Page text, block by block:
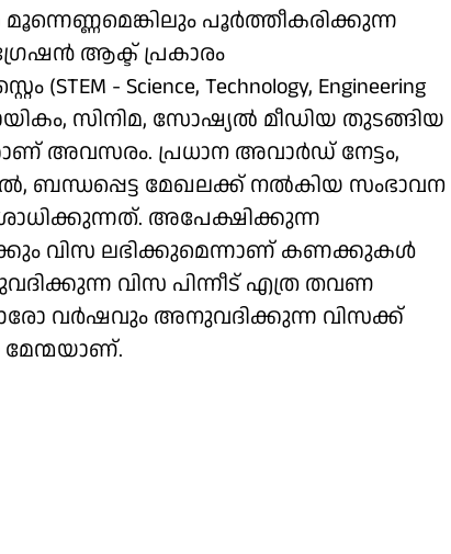
പൂര്‍ത്തീകരിക്കുന്ന
ആക്ട് പ്രകാരം
- Science, Technology, Engineering
സിനിമ, സോഷ്യല്‍ മീഡിയ തുടങ്ങിയ
അവസരം. പ്രധാന അവാര്‍ഡ് നേട്ടം,
ബന്ധപ്പെട്ട മേഖലക്ക് നല്‍കിയ സംഭാവന
അപേക്ഷിക്കുന്ന
വിസ ലഭിക്കുമെന്നാണ് കണക്കുകള്‍
വിസ പിന്നീട് എത്ര തവണ
ഓരോ വര്‍ഷവും അനുവദിക്കുന്ന വിസക്ക്
മേന്മയാണ്.